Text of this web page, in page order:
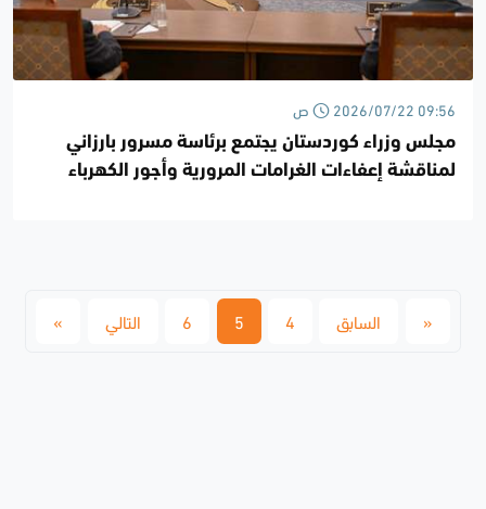
2026/07/22 09:56 ص
مجلس وزراء كوردستان يجتمع برئاسة مسرور بارزاني
لمناقشة إعفاءات الغرامات المرورية وأجور الكهرباء
« السابق 4
5
6 التالي »